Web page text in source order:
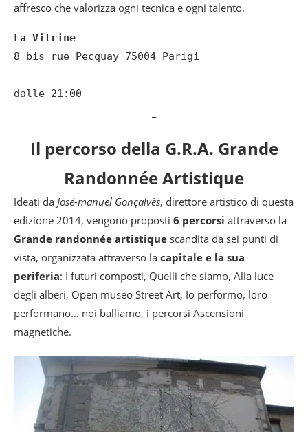
affresco che valorizza ogni tecnica e ogni talento.
La Vitrine
8 bis rue Pecquay 75004 Parigi
dalle 21:00
Il percorso della G.R.A. Grande
Randonnée Artistique
Ideati da José-manuel Gonçalvès, direttore artistico di questa
edizione 2014, vengono proposti 6 percorsi attraverso la
Grande randonnée artistique scandita da sei punti di
vista, organizzata attraverso la capitale e la sua
periferia: I futuri composti, Quelli che siamo, Alla luce
degli alberi, Open museo Street Art, Io performo, loro
performano… noi balliamo, i percorsi Ascensioni
magnetiche.